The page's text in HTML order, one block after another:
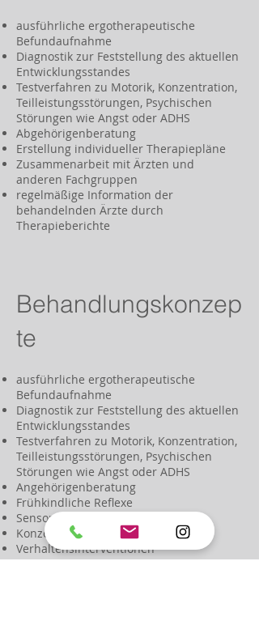
ausführliche ergotherapeutische
Befundaufnahme
Diagnostik zur Feststellung des aktuellen
Entwicklungsstandes
Testverfahren zu Motorik, Konzentration,
Teilleistungsstörungen, Psychischen
Störungen wie Angst oder ADHS
Abgehörigenberatung
Erstellung individueller Therapiepläne
Zusammenarbeit mit Ärzten und
anderen Fachgruppen
regelmäßige Information der
behandelnden Ärzte durch
Therapieberichte
Behandlungskonzep
te
ausführliche ergotherapeutische
Befundaufnahme
Diagnostik zur Feststellung des aktuellen
Entwicklungsstandes
Testverfahren zu Motorik, Konzentration,
Teilleistungsstörungen, Psychischen
Störungen wie Angst oder ADHS
Angehörigenberatung
Frühkindliche Reflexe
Sensorische Integration
Konzentrationstraining
Verhaltensinterventionen
Erstellung individueller Therapiepläne